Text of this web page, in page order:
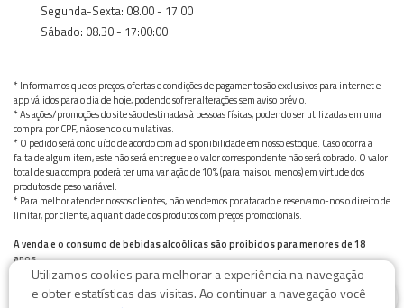
Segunda-Sexta: 08.00 - 17.00
Sábado: 08.30 - 17:00:00
* Informamos que os preços, ofertas e condições de pagamento são exclusivos para internet e
app válidos para o dia de hoje, podendo sofrer alterações sem aviso prévio.
* As ações/promoções do site são destinadas à pessoas físicas, podendo ser utilizadas em uma
compra por CPF, não sendo cumulativas.
* O pedido será concluído de acordo com a disponibilidade em nosso estoque. Caso ocorra a
falta de algum item, este não será entregue e o valor correspondente não será cobrado. O valor
total de sua compra poderá ter uma variação de 10% (para mais ou menos) em virtude dos
produtos de peso variável.
* Para melhor atender nossos clientes, não vendemos por atacado e reservamo-nos o direito de
limitar, por cliente, a quantidade dos produtos com preços promocionais.
A venda e o consumo de bebidas alcoólicas são proibidos para menores de 18
anos.
Bebida alcoólica pode causar dependência química e, em excesso, provoca graves males à saúde.
Beba com moderação
Utilizamos cookies para melhorar a experiência na navegação
e obter estatísticas das visitas. Ao continuar a navegação você